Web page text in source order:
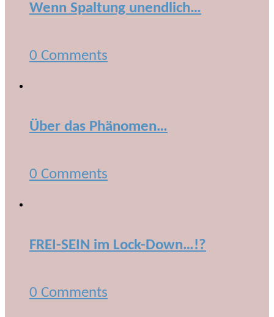
Wenn Spaltung unendlich…
0 Comments
Über das Phänomen…
0 Comments
FREI-SEIN im Lock-Down…!?
0 Comments